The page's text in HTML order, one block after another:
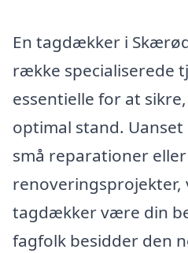
En tagdækker i
række specialiserede
essentielle for at
optimal stand.
små reparationer
renoveringsprojekter,
tagdækker være din
fagfolk besidder den